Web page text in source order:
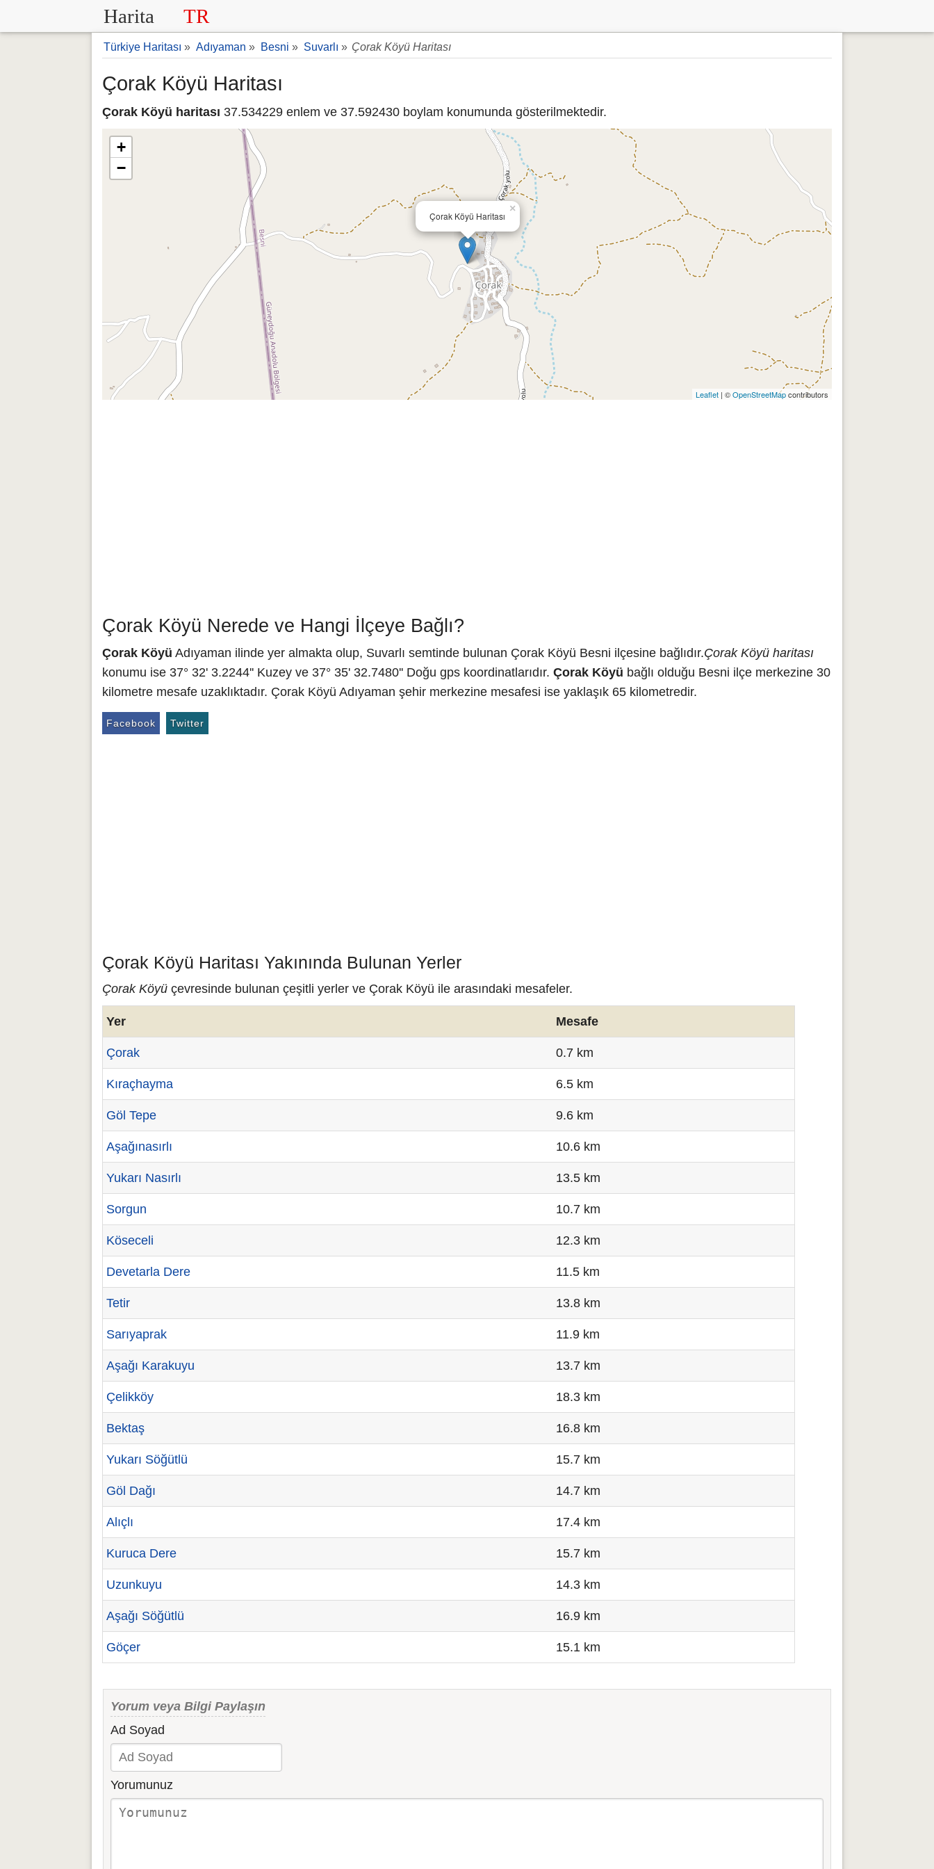
Harita TR
Türkiye Haritası » Adıyaman » Besni » Suvarlı » Çorak Köyü Haritası
Çorak Köyü Haritası
Çorak Köyü haritası 37.534229 enlem ve 37.592430 boylam konumunda gösterilmektedir.
Çorak Köyü Haritası
×
+
−
Leaflet | ©OpenStreetMapcontributors
Çorak Köyü Nerede ve Hangi İlçeye Bağlı?
Çorak Köyü Adıyaman ilinde yer almakta olup, Suvarlı semtinde bulunan Çorak Köyü Besni ilçesine bağlıdır.Çorak Köyü haritası
konumu ise 37° 32' 3.2244'' Kuzey ve 37° 35' 32.7480'' Doğu gps koordinatlarıdır. Çorak Köyü bağlı olduğu Besni ilçe merkezine 30
kilometre mesafe uzaklıktadır. Çorak Köyü Adıyaman şehir merkezine mesafesi ise yaklaşık 65 kilometredir.
Facebook Twitter
Çorak Köyü Haritası Yakınında Bulunan Yerler
Çorak Köyü çevresinde bulunan çeşitli yerler ve Çorak Köyü ile arasındaki mesafeler.
Yer Mesafe
Çorak 0.7 km
Kıraçhayma 6.5 km
Göl Tepe 9.6 km
Aşağınasırlı 10.6 km
Yukarı Nasırlı 13.5 km
Sorgun 10.7 km
Köseceli 12.3 km
Devetarla Dere 11.5 km
Tetir 13.8 km
Sarıyaprak 11.9 km
Aşağı Karakuyu 13.7 km
Çelikköy 18.3 km
Bektaş 16.8 km
Yukarı Söğütlü 15.7 km
Göl Dağı 14.7 km
Alıçlı 17.4 km
Kuruca Dere 15.7 km
Uzunkuyu 14.3 km
Aşağı Söğütlü 16.9 km
Göçer 15.1 km
Yorum veya Bilgi Paylaşın
Ad Soyad
Yorumunuz